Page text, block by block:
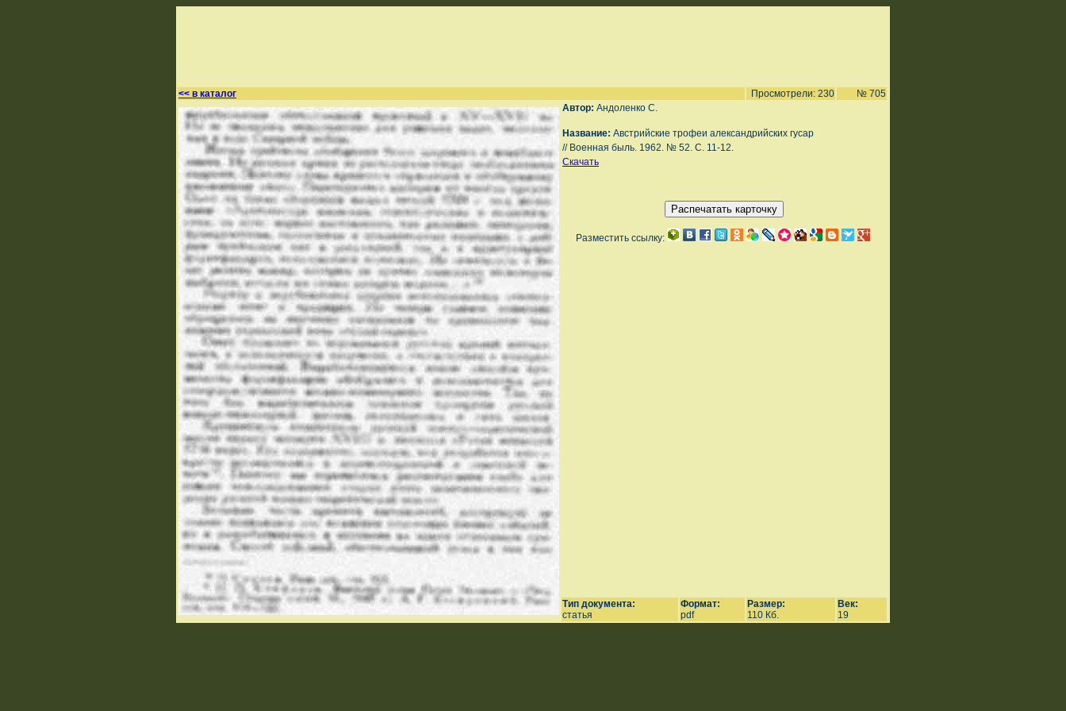
<< в каталог Просмотрели: 230
№ 705
Автор: Андоленко С.
Название: Австрийские трофеи александрийских гусар
// Военная быль. 1962. № 52. С. 11-12.
Скачать
Разместить ссылку:
Тип документа:
статья
Формат:
pdf
Размер:
110 Кб.
Век:
19